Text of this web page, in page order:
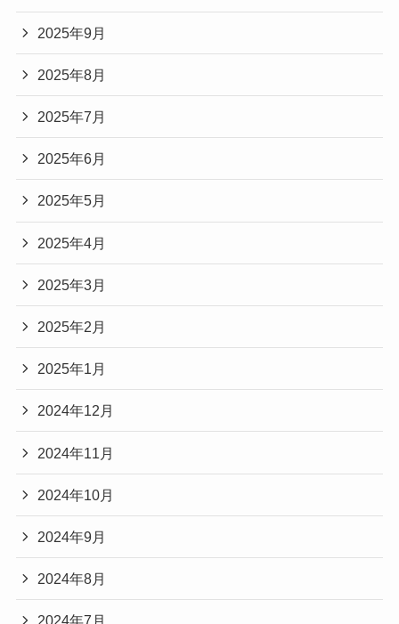
2025年9月
2025年8月
2025年7月
2025年6月
2025年5月
2025年4月
2025年3月
2025年2月
2025年1月
2024年12月
2024年11月
2024年10月
2024年9月
2024年8月
2024年7月